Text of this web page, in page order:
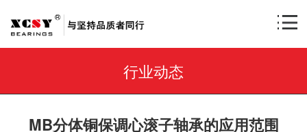
行业动态
MB分体铜保调心滚子轴承的应用范围